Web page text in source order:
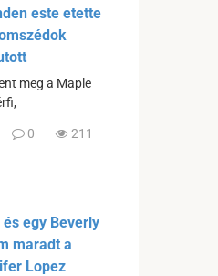
este etette
meg a Maple
0 211
egy Beverly
maradt a
Lopez